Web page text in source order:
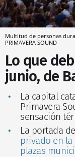
Multitud de personas
PRIMAVERA SOUND
Lo que
junio, de
La capital
Primavera
sensación
La portada
privado en
plazas